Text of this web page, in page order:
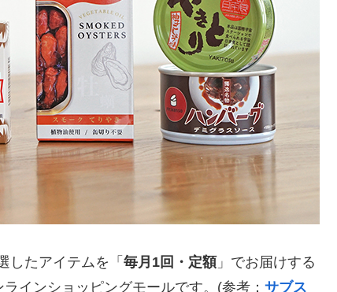
したアイテムを「 毎月1回・定額 」でお届けする
インショッピングモールです。(参考： サブス